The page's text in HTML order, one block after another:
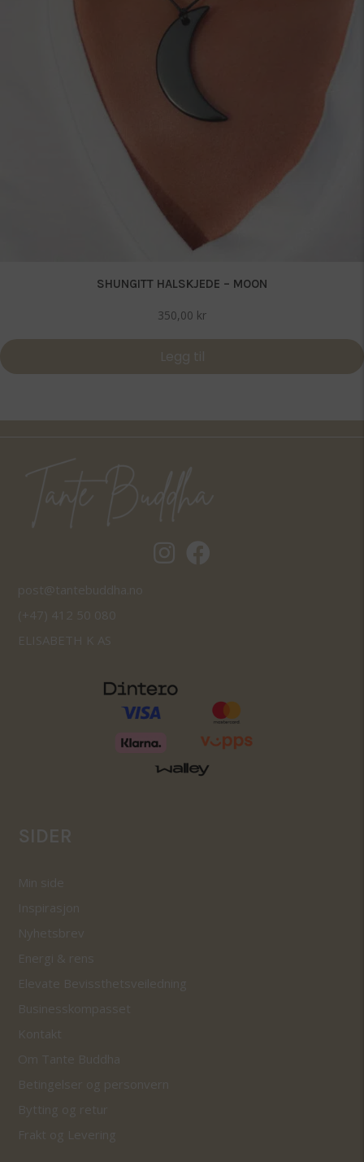
SHUNGITT HALSKJEDE – MOON
350,00 kr
Legg til
Tantebuddha.no instagram
Tantebuddha.no facebook
post@tantebuddha.no
(+47) 412 50 080
ELISABETH K AS
SIDER
Min side
Inspirasjon
Nyhetsbrev
Energi & rens
Elevate Bevissthetsveiledning
Businesskompasset
Kontakt
Om Tante Buddha
Betingelser og personvern
Bytting og retur
Frakt og Levering